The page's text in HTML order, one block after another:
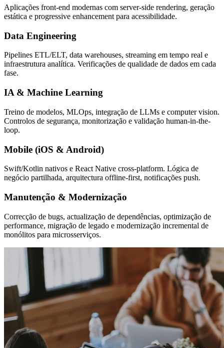
Aplicações front-end modernas com server-side rendering, geração
estática e progressive enhancement para acessibilidade.
Data Engineering
Pipelines ETL/ELT, data warehouses, streaming em tempo real e
infraestrutura analítica. Verificações de qualidade de dados em cada
fase.
IA & Machine Learning
Treino de modelos, MLOps, integração de LLMs e computer vision.
Controlos de segurança, monitorização e validação human-in-the-
loop.
Mobile (iOS & Android)
Swift/Kotlin nativos e React Native cross-platform. Lógica de
negócio partilhada, arquitectura offline-first, notificações push.
Manutenção & Modernização
Correcção de bugs, actualização de dependências, optimização de
performance, migração de legado e modernização incremental de
monólitos para microsserviços.